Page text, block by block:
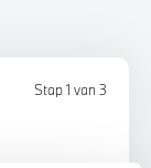
Stap 1 van 3